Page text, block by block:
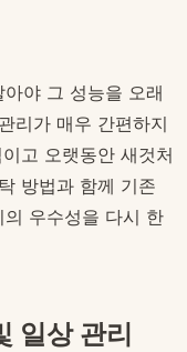
야 그 성능을 오래
리가 매우 간편하지
고 오랫동안 새것처
방법과 함께 기존
우수성을 다시 한
일상 관리